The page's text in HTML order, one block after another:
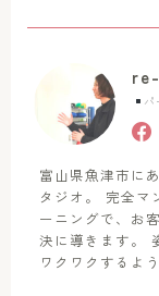
富山県魚津市に
タジオ。 完全マ
ーニングで、お
決に導きます。
ワクワクするよ